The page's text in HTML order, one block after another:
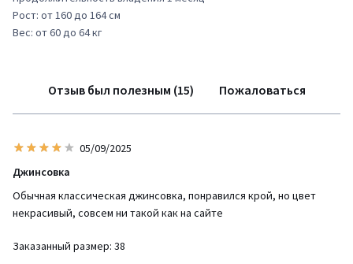
Рост: от 160 до 164 см
Вес: от 60 до 64 кг
Отзыв был полезным (15) Пожаловаться
05/09/2025
Джинсовка
Обычная классическая джинсовка, понравился крой, но цвет
некрасивый, совсем ни такой как на сайте
Заказанный размер: 38